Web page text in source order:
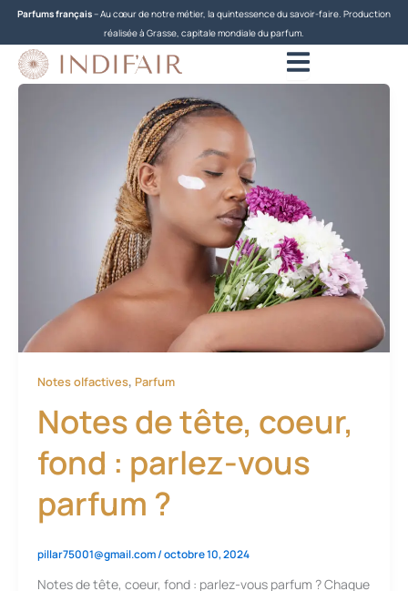
Aller
contenu
Parfums français– Au cœur de notre métier, la quintessence du savoir-faire. Production
réalisée à Grasse, capitale mondiale du parfum.
Notes olfactives, Parfum
Notes de tête, coeur,
fond : parlez-vous
parfum ?
pillar75001@gmail.com/octobre 10, 2024
Notes de tête, coeur, fond : parlez-vous parfum ? Chaque